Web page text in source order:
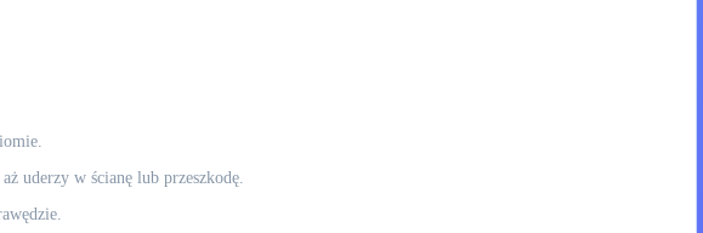
uderzy w ścianę lub przeszkodę.